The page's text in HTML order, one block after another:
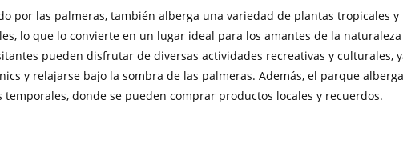
por las palmeras, también alberga una variedad de plantas tropicales y
lo que lo convierte en un lugar ideal para los amantes de la
pueden disfrutar de diversas actividades recreativas y culturales,
y relajarse bajo la sombra de las palmeras. Además, el parque alberga
donde se pueden comprar productos locales y recuerdos.